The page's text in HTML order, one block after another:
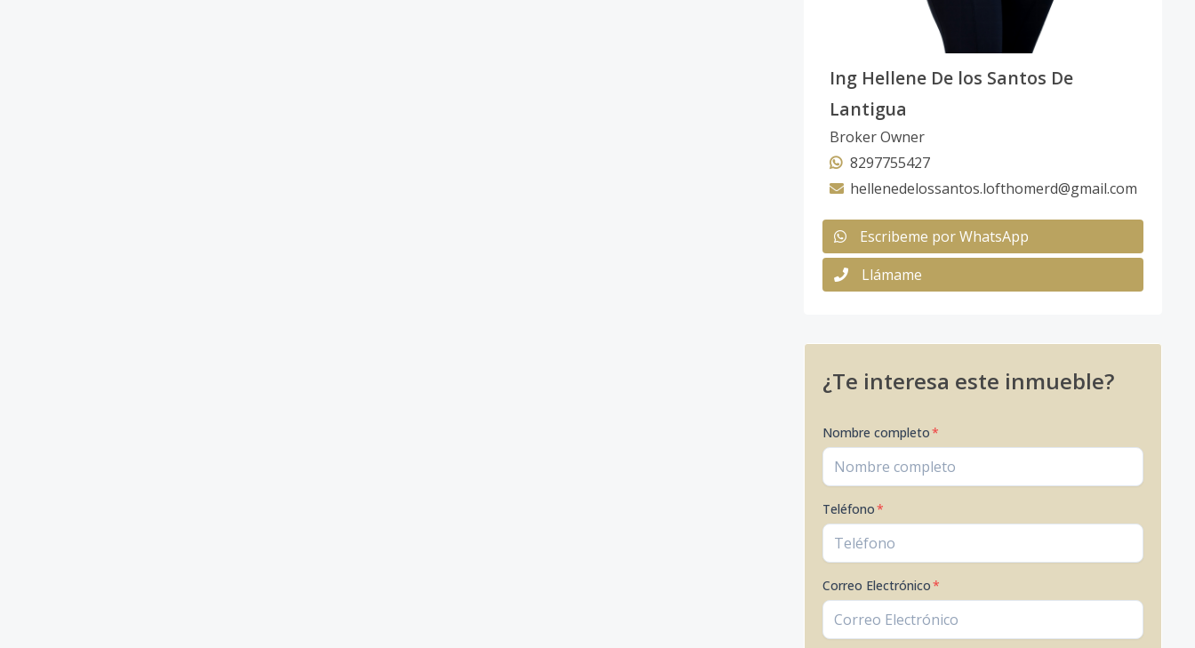
Ing Hellene De los Santos De
Lantigua
Broker Owner
8297755427
hellenedelossantos.lofthomerd@gmail.com
Escribeme por WhatsApp
Llámame
¿Te interesa este inmueble?
Nombre completo*
Teléfono*
Correo Electrónico*